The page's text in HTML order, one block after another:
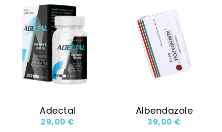
Adectal
29,00 €
Albendazole
39,00 €